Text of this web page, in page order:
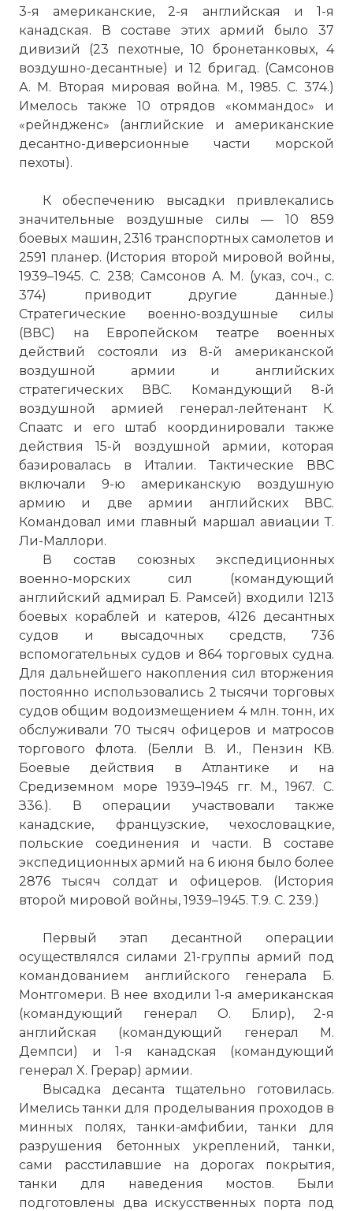
3-я американские, 2-я английская и 1-я
канадская. В составе этих армий было 37
дивизий (23 пехотные, 10 бронетанковых, 4
воздушно-десантные) и 12 бригад. (Самсонов
А. М. Вторая мировая война. М., 1985. С. 374.)
Имелось также 10 отрядов «коммандос» и
«рейндженс» (английские и американские
десантно-диверсионные части морской
пехоты).
К обеспечению высадки привлекались
значительные воздушные силы — 10 859
боевых машин, 2316 транспортных самолетов и
2591 планер. (История второй мировой войны,
1939–1945. С. 238; Самсонов А. М. (указ, соч., с.
374) приводит другие данные.)
Стратегические военно-воздушные силы
(ВВС) на Европейском театре военных
действий состояли из 8-й американской
воздушной армии и английских
стратегических ВВС. Командующий 8-й
воздушной армией генерал-лейтенант К.
Спаатс и его штаб координировали также
действия 15-й воздушной армии, которая
базировалась в Италии. Тактические ВВС
включали 9-ю американскую воздушную
армию и две армии английских ВВС.
Командовал ими главный маршал авиации Т.
Ли-Маллори.
В состав союзных экспедиционных
военно-морских сил (командующий
английский адмирал Б. Рамсей) входили 1213
боевых кораблей и катеров, 4126 десантных
судов и высадочных средств, 736
вспомогательных судов и 864 торговых судна.
Для дальнейшего накопления сил вторжения
постоянно использовались 2 тысячи торговых
судов общим водоизмещением 4 млн. тонн, их
обслуживали 70 тысяч офицеров и матросов
торгового флота. (Белли В. И., Пензин КВ.
Боевые действия в Атлантике и на
Средиземном море 1939–1945 гг. М., 1967. С.
З36.). В операции участвовали также
канадские, французские, чехословацкие,
польские соединения и части. В составе
экспедиционных армий на 6 июня было более
2876 тысяч солдат и офицеров. (История
второй мировой войны, 1939–1945. Т.9. С. 239.)
Первый этап десантной операции
осуществлялся силами 21-группы армий под
командованием английского генерала Б.
Монтгомери. В нее входили 1-я американская
(командующий генерал О. Блир), 2-я
английская (командующий генерал М.
Демпси) и 1-я канадская (командующий
генерал X. Грерар) армии.
Высадка десанта тщательно готовилась.
Имелись танки для проделывания проходов в
минных полях, танки-амфибии, танки для
разрушения бетонных укреплений, танки,
сами расстилавшие на дорогах покрытия,
танки для наведения мостов. Были
подготовлены два искусственных порта под